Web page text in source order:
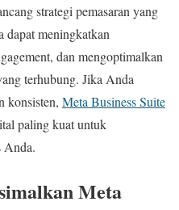
strategi pemasaran yang
dapat meningkatkan
dan mengoptimalkan
terhubung. Jika Anda
konsisten, Meta Business Suite
paling kuat untuk
Anda.
Meta